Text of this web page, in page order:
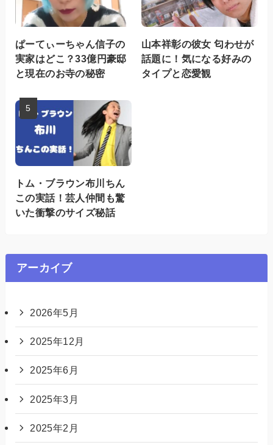
ぱーてぃーちゃん信子の
実家はどこ？33億円豪邸
と現在のお寺の秘密
山本祥彰の彼女 匂わせが
話題に！気になる好みの
タイプと恋愛観
トム・ブラウン布川ちん
この実話！芸人仲間も驚
いた衝撃のサイズ秘話
アーカイブ
2026年5月
2025年12月
2025年6月
2025年3月
2025年2月